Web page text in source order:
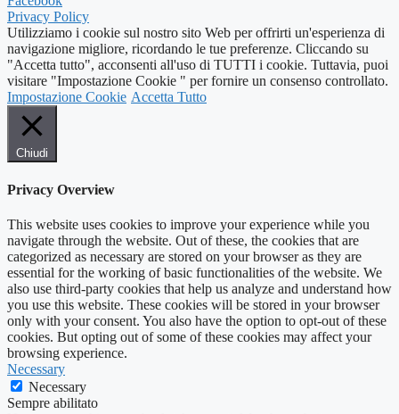
Privacy Policy
Utilizziamo i cookie sul nostro sito Web per offrirti un'esperienza di
navigazione migliore, ricordando le tue preferenze. Cliccando su
"Accetta tutto", acconsenti all'uso di TUTTI i cookie. Tuttavia, puoi
visitare "Impostazione Cookie " per fornire un consenso controllato.
Impostazione Cookie Accetta Tutto
Chiudi
Privacy Overview
This website uses cookies to improve your experience while you
navigate through the website. Out of these, the cookies that are
categorized as necessary are stored on your browser as they are
essential for the working of basic functionalities of the website. We
also use third-party cookies that help us analyze and understand how
you use this website. These cookies will be stored in your browser
only with your consent. You also have the option to opt-out of these
cookies. But opting out of some of these cookies may affect your
browsing experience.
Necessary
Necessary
Sempre abilitato